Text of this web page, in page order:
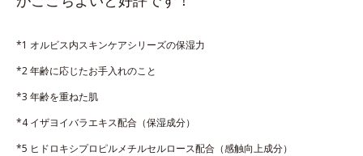
*1 オルビス内スキンケアシリーズの保湿力
*2 年齢に応じたお手入れのこと
*3 年齢を重ねた肌
*4 イザヨイバラエキス配合（保湿成分）
*5 ヒドロキシプロピルメチルセルロース配合（感触向上成分）